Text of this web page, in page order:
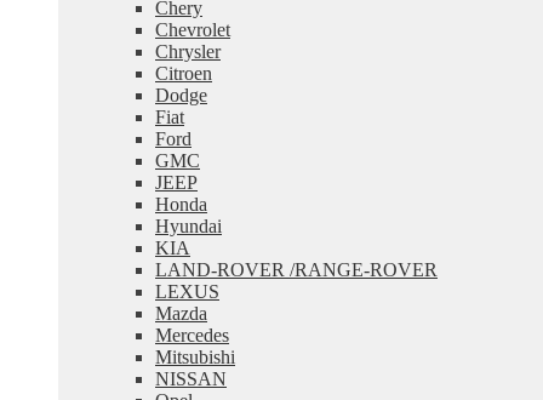
Chery
Chevrolet
Chrysler
Citroen
Dodge
Fiat
Ford
GMC
JEEP
Honda
Hyundai
KIA
LAND-ROVER /RANGE-ROVER
LEXUS
Mazda
Mercedes
Mitsubishi
NISSAN